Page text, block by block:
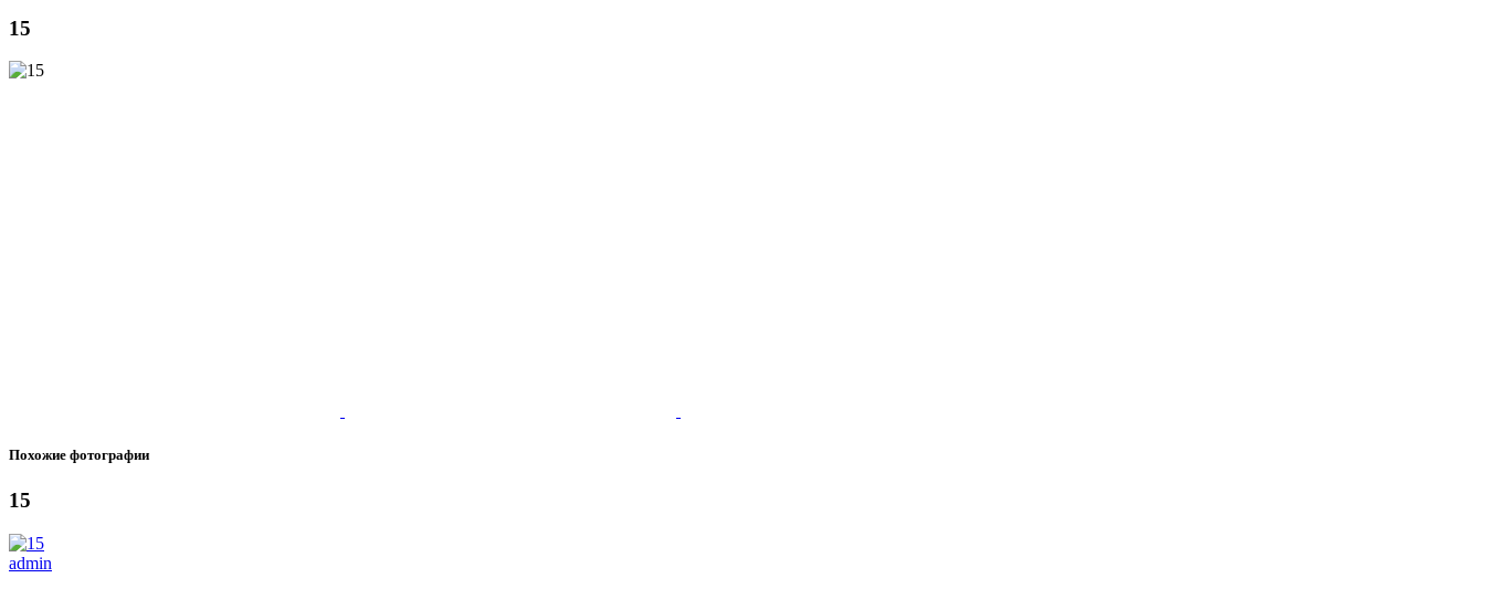
15
Похожие фотографии
15
admin